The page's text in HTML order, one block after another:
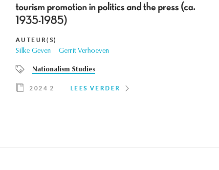
tourism promotion in politics and the press (ca.
1935-1985)
AUTEUR(S)
Silke Geven Gerrit Verhoeven
Nationalism Studies
2024 2 LEES VERDER